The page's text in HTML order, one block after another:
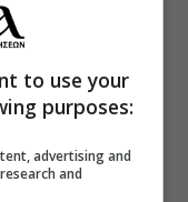
μετά των
Ευρέσεως Τιμίου
Ελένης.
to use your
purposes:
advertising and
and